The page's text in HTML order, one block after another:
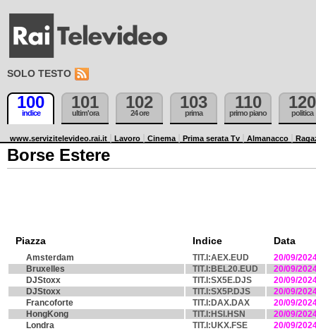
SOLO TESTO
100
indice
101
ultim'ora
102
24 ore
103
prima
110
primo piano
120
politica
www.servizitelevideo.rai.it Lavoro Cinema Prima serata Tv Almanacco
Borse Estere
Piazza Indice Data
Amsterdam TIT.I:AEX.EUD
20/09/
Bruxelles
TIT.I:BEL20.EUD
20/09/
DJStoxx
TIT.I:SX5E.DJS
20/09/
DJStoxx
TIT.I:SX5P.DJS
20/09/
Francoforte
TIT.I:DAX.DAX
20/09/
HongKong
TIT.I:HSI.HSN
20/09/
Londra
TIT.I:UKX.FSE
20/09/